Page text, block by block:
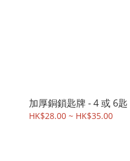
加厚銅鎖匙牌 - 4 或 6匙
HK$28.00 ~ HK$35.00